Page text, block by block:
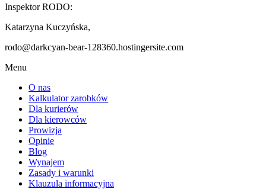
Inspektor RODO:
Katarzyna Kuczyńska,
rodo@darkcyan-bear-128360.hostingersite.com
Menu
O nas
Kalkulator zarobków
Dla kurierów
Dla kierowców
Prowizja
Opinie
Blog
Wynajem
Zasady i warunki
Klauzula informacyjna